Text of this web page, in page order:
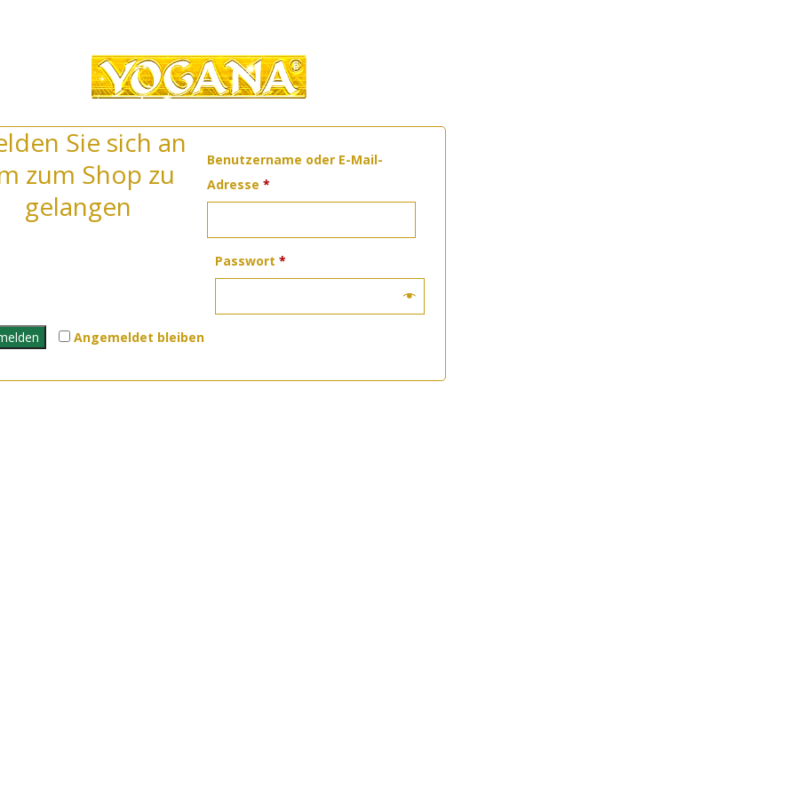
Sie sich an
zum Shop zu
gelangen
Benutzername oder E-Mail-
Adresse *Erforderlich
Passwort*
Angemeldet bleiben